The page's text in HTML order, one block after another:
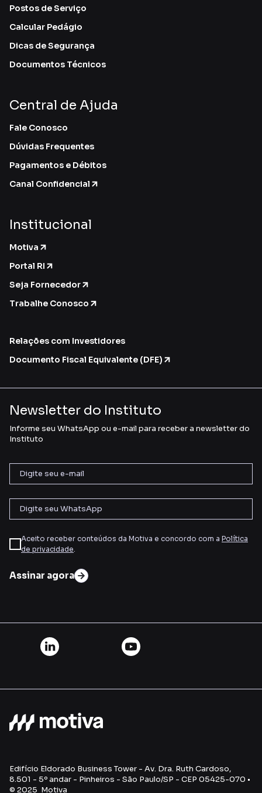
Postos de Serviço
Calcular Pedágio
Dicas de Segurança
Documentos Técnicos
Central de Ajuda
Fale Conosco
Dúvidas Frequentes
Pagamentos e Débitos
Canal Confidencial
Institucional
Motiva
Portal RI
Seja Fornecedor
Trabalhe Conosco
Relações com Investidores
Documento Fiscal Equivalente (DFE)
Newsletter do Instituto
Informe seu WhatsApp ou e-mail para receber a newsletter do
Instituto
Aceito receber conteúdos da Motiva e concordo com a Política
de privacidade.
Assinar agora
Edifício Eldorado Business Tower - Av. Dra. Ruth Cardoso,
8.501 - 5º andar - Pinheiros - São Paulo/SP - CEP 05425-070 •
© 2025 Motiva